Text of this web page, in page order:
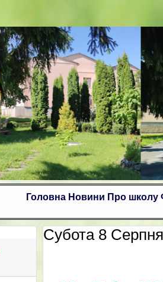
Головна Новини Про школу
Субота 8